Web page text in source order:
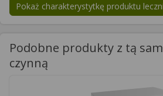
Pokaż charakterystytkę produktu
Podobne produkty z tą
czynną